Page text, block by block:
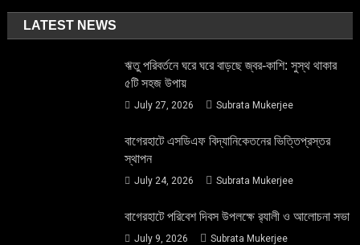
LATEST NEWS
ঋতু পরিবর্তনে ঘরে ঘরে বাড়ছে জ্বর-কাশি: সুস্থ থাকার
৫টি সহজ উপায়
July 27, 2026 Subrata Mukerjee
বাগেরহাটে এসডিএফ বিদ্যানিকেতনের ভিত্তিপ্রস্তর
স্থাপন
July 24, 2026 Subrata Mukerjee
বাগেরহাটে পরিবেশ দিবস উপলক্ষে র‌্যালী ও আলোচনা সভা
July 9, 2026 Subrata Mukerjee